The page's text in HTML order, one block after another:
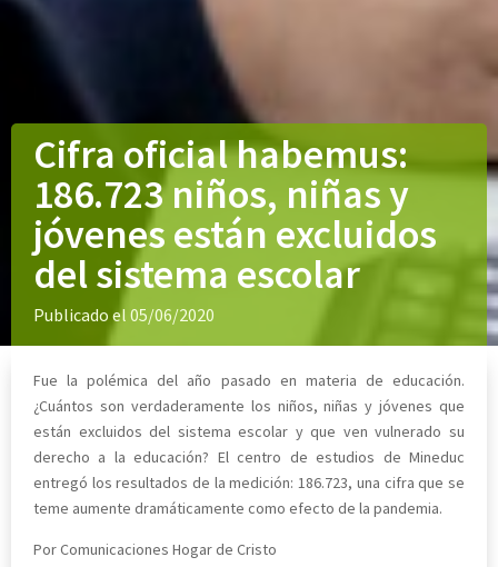
Cifra oficial habemus:
186.723 niños, niñas y
jóvenes están excluidos
del sistema escolar
Publicado el 05/06/2020
Fue la polémica del año pasado en materia de educación.
¿Cuántos son verdaderamente los niños, niñas y jóvenes que
están excluidos del sistema escolar y que ven vulnerado su
derecho a la educación? El centro de estudios de Mineduc
entregó los resultados de la medición: 186.723, una cifra que se
teme aumente dramáticamente como efecto de la pandemia.
Por Comunicaciones Hogar de Cristo